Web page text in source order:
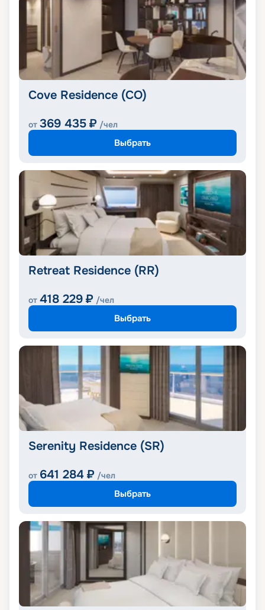
Cove Residence (CO)
от 369 435 ₽ /чел
Выбрать
Retreat Residence (RR)
от 418 229 ₽ /чел
Выбрать
Serenity Residence (SR)
от 641 284 ₽ /чел
Выбрать